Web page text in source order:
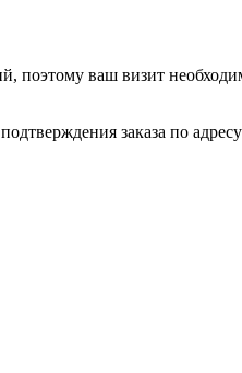
поэтому ваш визит
заказа по